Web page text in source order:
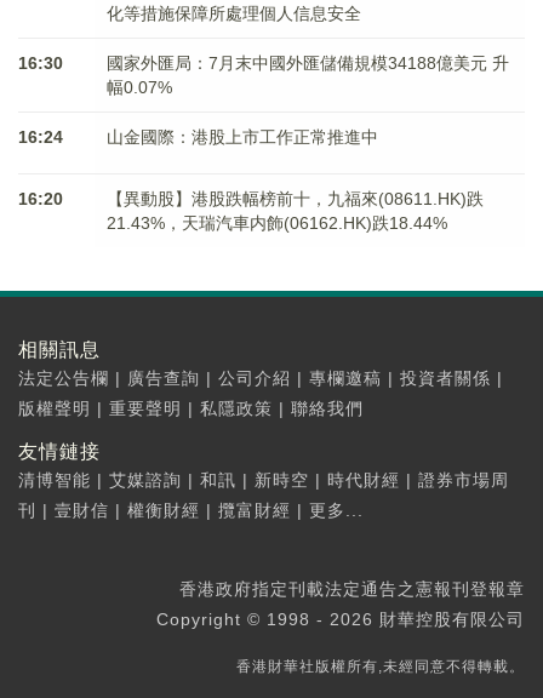
化等措施保障所處理個人信息安全
16:30
國家外匯局：7月末中國外匯儲備規模34188億美元 升
幅0.07%
16:24 山金國際：港股上市工作正常推進中
16:20
【異動股】港股跌幅榜前十，九福來(08611.HK)跌
21.43%，天瑞汽車内飾(06162.HK)跌18.44%
相關訊息
法定公告欄 | 廣告查詢 | 公司介紹 | 專欄邀稿 | 投資者關係 |
版權聲明 | 重要聲明 | 私隱政策 | 聯絡我們
友情鏈接
清博智能 | 艾媒諮詢 | 和訊 | 新時空 | 時代財經 | 證券市場周
刊
| 壹財信 | 權衡財經 | 攬富財經 | 更多...
香港政府指定刊載法定通告之憲報刊登報章
Copyright © 1998 - 2026 財華控股有限公司
香港財華社版權所有,未經同意不得轉載。